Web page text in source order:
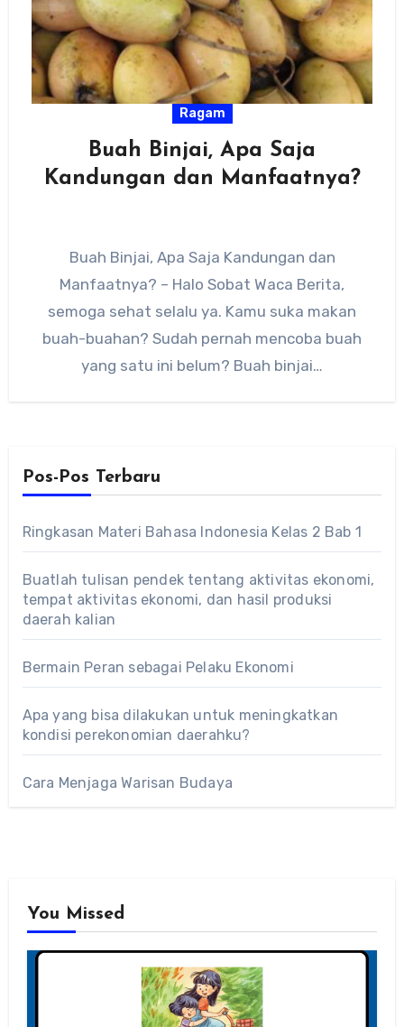
Ragam
Buah Binjai, Apa Saja
Kandungan dan Manfaatnya?
Buah Binjai, Apa Saja Kandungan dan
Manfaatnya? – Halo Sobat Waca Berita,
semoga sehat selalu ya. Kamu suka makan
buah-buahan? Sudah pernah mencoba buah
yang satu ini belum? Buah binjai…
Pos-Pos Terbaru
Ringkasan Materi Bahasa Indonesia Kelas 2 Bab 1
Buatlah tulisan pendek tentang aktivitas ekonomi,
tempat aktivitas ekonomi, dan hasil produksi
daerah kalian
Bermain Peran sebagai Pelaku Ekonomi
Apa yang bisa dilakukan untuk meningkatkan
kondisi perekonomian daerahku?
Cara Menjaga Warisan Budaya
You Missed